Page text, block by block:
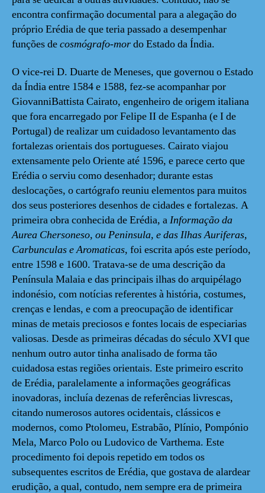
encontra confirmação documental para a alegação do
próprio Erédia de que teria passado a desempenhar
funções decosmógrafo-mordo Estado da Índia.
O vice-rei D. Duarte de Meneses, que governou o Estado
da Índia entre 1584 e 1588, fez-se acompanhar por
GiovanniBattista Cairato, engenheiro de origem italiana
que fora encarregado por Felipe II de Espanha (e I de
Portugal) de realizar um cuidadoso levantamento das
fortalezas orientais dos portugueses. Cairato viajou
extensamente pelo Oriente até 1596, e parece certo que
Erédia o serviu como desenhador; durante estas
deslocações, o cartógrafo reuniu elementos para muitos
dos seus posteriores desenhos de cidades e fortalezas. A
primeira obra conhecida de Erédia, aInformação da
Aurea Chersoneso, ou Peninsula, e das Ilhas Auriferas,
Carbunculas e Aromaticas, foi escrita após este período,
entre 1598 e 1600. Tratava-se de uma descrição da
Península Malaia e das principais ilhas do arquipélago
indonésio, com notícias referentes à história, costumes,
crenças e lendas, e com a preocupação de identificar
minas de metais preciosos e fontes locais de especiarias
valiosas. Desde as primeiras décadas do século XVI que
nenhum outro autor tinha analisado de forma tão
cuidadosa estas regiões orientais. Este primeiro escrito
de Erédia, paralelamente a informações geográficas
inovadoras, incluía dezenas de referências livrescas,
citando numerosos autores ocidentais, clássicos e
modernos, como Ptolomeu, Estrabão, Plínio, Pompónio
Mela, Marco Polo ou Ludovico de Varthema. Este
procedimento foi depois repetido em todos os
subsequentes escritos de Erédia, que gostava de alardear
erudição, a qual, contudo, nem sempre era de primeira